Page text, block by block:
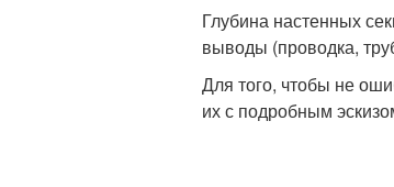
Глубина настенных
выводы (проводка,
Для того, чтобы не
их с подробным